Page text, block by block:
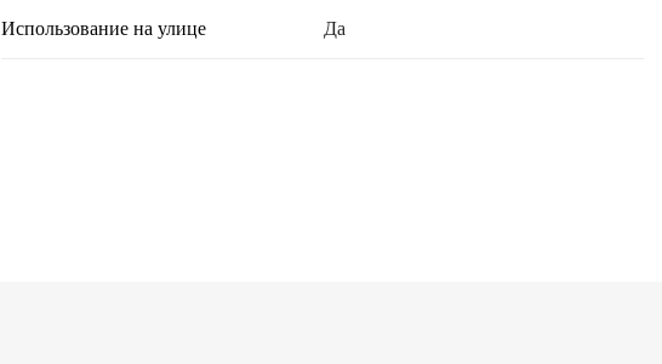
Использование на улице Да